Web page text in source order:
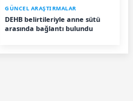
GÜNCEL ARAŞTIRMALAR
DEHB belirtileriyle anne sütü
arasında bağlantı bulundu